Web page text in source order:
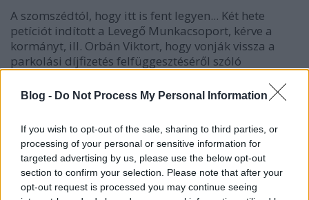
Blog - Do Not Process My Personal Information
If you wish to opt-out of the sale, sharing to third parties, or
processing of your personal or sensitive information for
targeted advertising by us, please use the below opt-out
section to confirm your selection. Please note that after your
opt-out request is processed you may continue seeing
A szomszédtól, hogy itt is fent legyen... Két hete
petíciót indított a Levegő Munkacsoport, kérve a
kormányt, ill. Orbán Viktort, hogy vonják vissza a
parkolási díjfizetés felfüggesztéséről szóló
következtében már tavasszal is jelentősen megnőtt